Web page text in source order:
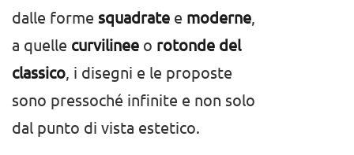
dalle forme squadrate e moderne
a quelle curvilinee o rotonde del
classico , i disegni e le proposte
sono pressoché infinite e non solo
dal punto di vista estetico.